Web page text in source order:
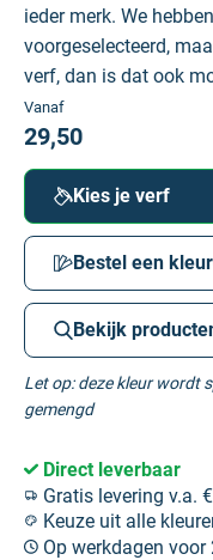
ieder merk. We
voorgeselecteerd,
verf, dan is dat ook
Vanaf
29,50
Kies je verf
Bestel een
Bekijk
Let op: deze kleur wordt
gemengd
Direct leverbaar
Gratis levering v.a.
Keuze uit alle
Op werkdagen